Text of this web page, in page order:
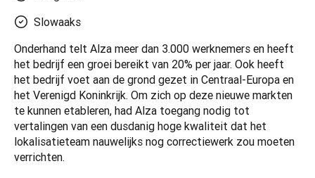
Slowaaks
Onderhand telt Alza meer dan 3.000 werknemers en heeft
het bedrijf een groei bereikt van 20% per jaar. Ook heeft
het bedrijf voet aan de grond gezet in Centraal-Europa en
het Verenigd Koninkrijk. Om zich op deze nieuwe markten
te kunnen etableren, had Alza toegang nodig tot
vertalingen van een dusdanig hoge kwaliteit dat het
lokalisatieteam nauwelijks nog correctiewerk zou moeten
verrichten.